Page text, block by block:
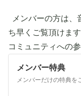
メンバーの方は、
ち早くご覧頂けま
コミュニティへの参
メンバー特典